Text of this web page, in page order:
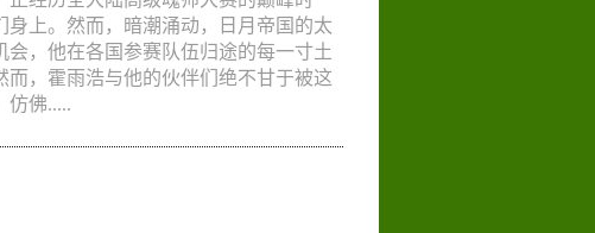
上。然而，暗潮涌动，日月帝国的太
，他在各国参赛队伍归途的每一寸土
，霍雨浩与他的伙伴们绝不甘于被这
仿佛.....